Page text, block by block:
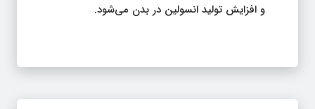
و افزایش تولید انسولین در بدن می‌شود.